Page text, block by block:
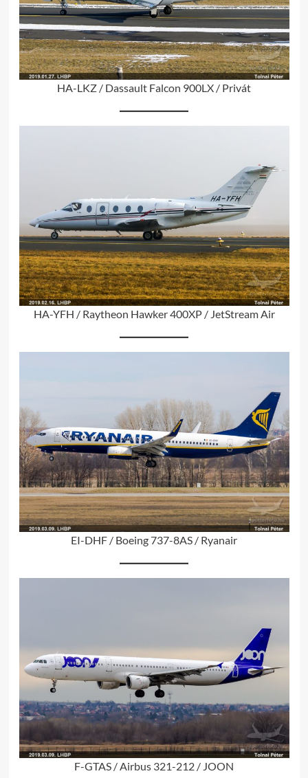
HA-LKZ / Dassault Falcon 900LX / Privát
HA-YFH / Raytheon Hawker 400XP / JetStream Air
EI-DHF / Boeing 737-8AS / Ryanair
F-GTAS / Airbus 321-212 / JOON